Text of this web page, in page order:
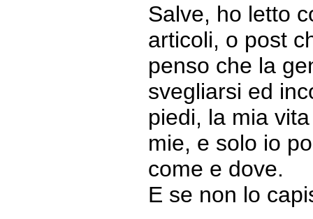
Salve, ho letto
articoli, o post
penso che la
svegliarsi ed
piedi, la mia
mie, e solo io
come e dove.
E se non lo